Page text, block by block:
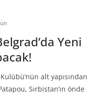
Yeni
alt yapısından
Sırbistan’ın önde